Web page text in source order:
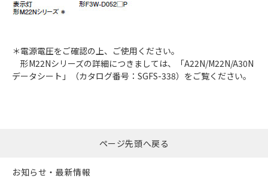
＊電源電圧をご確認の上、ご使用ください。
形M22Nシリーズの詳細につきましては、「A22N/M22N/A30N
データシート」（カタログ番号：SGFS-338）をご覧ください。
ページ先頭へ戻る
お知らせ・最新情報